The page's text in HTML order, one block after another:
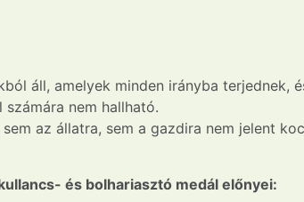
áll, amelyek minden irányba terjednek,
nem hallható.
az állatra, sem a gazdira nem jelent
és bolhariasztó medál előnyei: